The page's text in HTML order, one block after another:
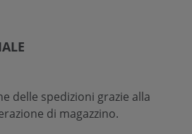
delle spedizioni grazie alla
di magazzino.